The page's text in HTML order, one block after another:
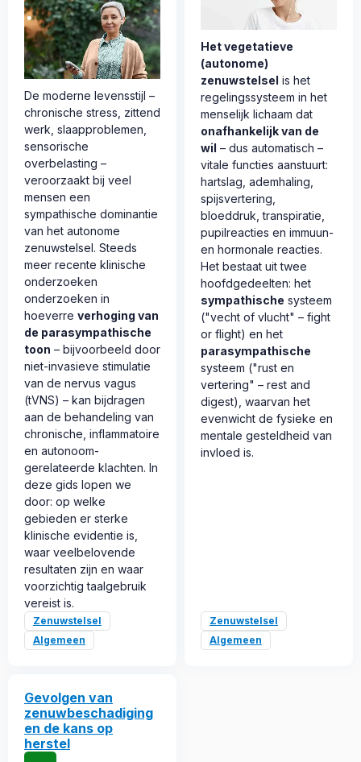
De moderne levensstijl –
chronische stress, zittend
werk, slaapproblemen,
sensorische
overbelasting –
veroorzaakt bij veel
mensen een
sympathische dominantie
van het autonome
zenuwstelsel. Steeds
meer recente klinische
onderzoeken
onderzoeken in
hoeverre verhoging van
de parasympathische
toon – bijvoorbeeld door
niet-invasieve stimulatie
van de nervus vagus
(tVNS) – kan bijdragen
aan de behandeling van
chronische, inflammatoire
en autonoom-
gerelateerde klachten. In
deze gids lopen we
door: op welke
gebieden er sterke
klinische evidentie is,
waar veelbelovende
resultaten zijn en waar
voorzichtig taalgebruik
vereist is.
Zenuwstelsel
Algemeen
Het vegetatieve
(autonome)
zenuwstelsel is het
regelingssysteem in het
menselijk lichaam dat
onafhankelijk van de
wil – dus automatisch –
vitale functies aanstuurt:
hartslag, ademhaling,
spijsvertering,
bloeddruk, transpiratie,
pupilreacties en immuun-
en hormonale reacties.
Het bestaat uit twee
hoofdgedeelten: het
sympathische systeem
("vecht of vlucht" – fight
or flight) en het
parasympathische
systeem ("rust en
vertering" – rest and
digest), waarvan het
evenwicht de fysieke en
mentale gesteldheid van
invloed is.
Zenuwstelsel
Algemeen
Gevolgen van
zenuwbeschadiging
en de kans op
herstel